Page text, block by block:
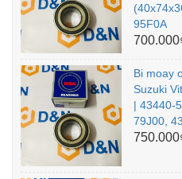
95F0A
Bi moay
Suzuki
| 43440-
79J00,